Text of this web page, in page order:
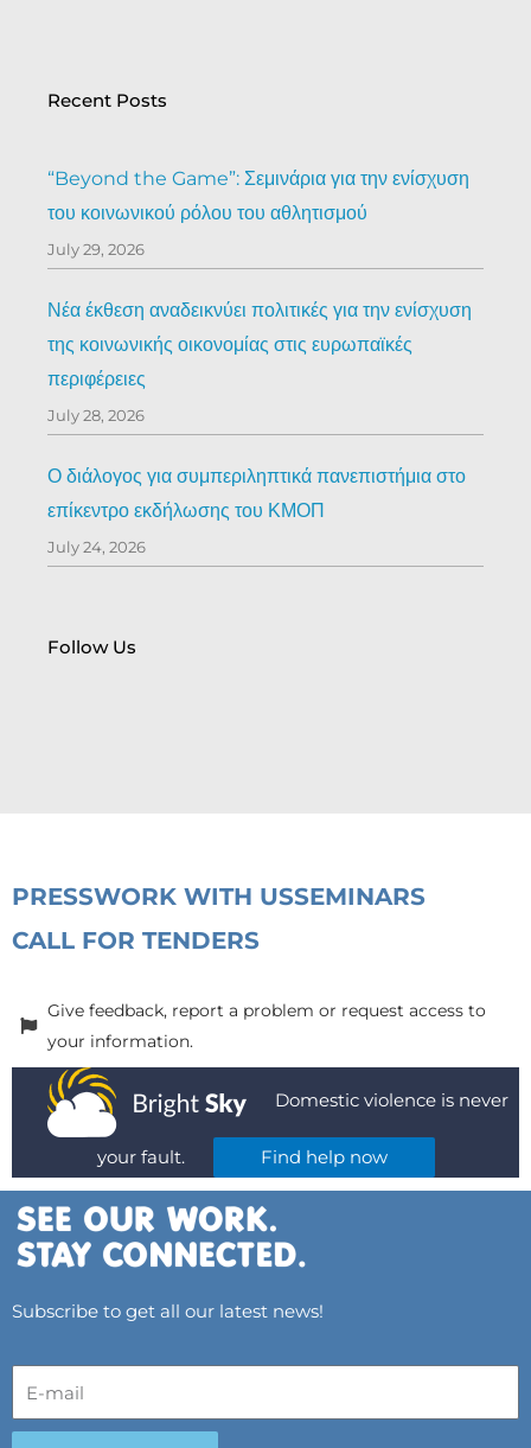
Recent Posts
“Beyond the Game”: Σεμινάρια για την ενίσχυση
του κοινωνικού ρόλου του αθλητισμού
July 29, 2026
Νέα έκθεση αναδεικνύει πολιτικές για την ενίσχυση
της κοινωνικής οικονομίας στις ευρωπαϊκές
περιφέρειες
July 28, 2026
Ο διάλογος για συμπεριληπτικά πανεπιστήμια στο
επίκεντρο εκδήλωσης του ΚΜΟΠ
July 24, 2026
Follow Us
PRESSWORK WITH USSEMINARS
CALL FOR TENDERS
Give feedback, report a problem or request access to
your information.
Domestic violence is never
your fault. Find help now
Subscribe to get all our latest news!